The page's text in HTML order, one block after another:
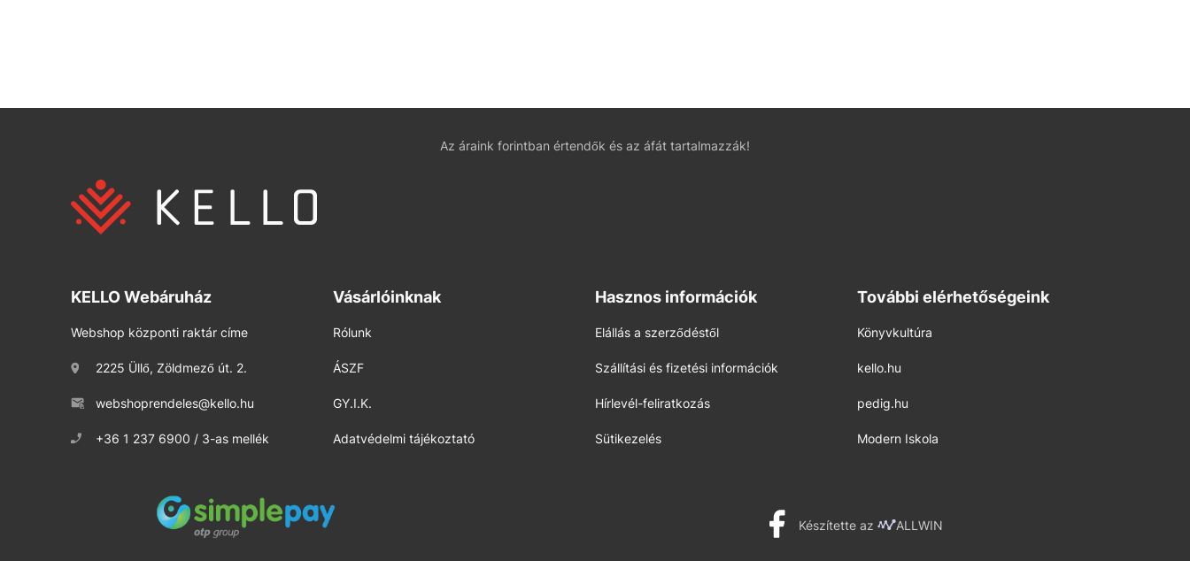
Az áraink forintban értendők és az áfát tartalmazzák!
KELLO Webáruház
Webshop központi raktár címe
2225 Üllő, Zöldmező út. 2.
webshoprendeles@kello.hu
+36 1 237 6900 / 3-as mellék
Vásárlóinknak
Rólunk
ÁSZF
GY.I.K.
Adatvédelmi tájékoztató
Hasznos információk
Elállás a szerződéstől
Szállítási és fizetési információk
Hírlevél-feliratkozás
Sütikezelés
További elérhetőségeink
Könyvkultúra
kello.hu
pedig.hu
Modern Iskola
Készítette az ALLWIN